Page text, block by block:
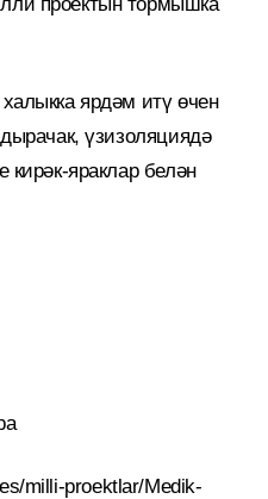
ярдәм итү өчен
үзизоляциядә
кирәк-яраклар белән
milli-proektlar/Medik-